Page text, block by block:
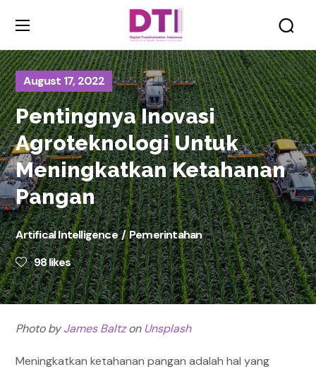
August 17, 2022
Pentingnya Inovasi
Agroteknologi Untuk
Meningkatkan Ketahanan
Pangan
Artifical Intelligence
Pemerintahan
98likes
Photo byJames Baltzon Unsplash
Meningkatkan ketahanan pangan adalah hal yang